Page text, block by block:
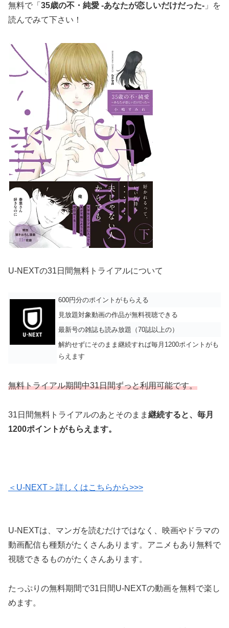
無料で「 35歳の不・純愛 -あなたが恋しいだけだった- 」を
読んでみて下さい！
U-NEXTの31日間無料トライアルについて
600円分のポイントがもらえる
見放題対象動画の作品が無料視聴できる
最新号の雑誌も読み放題（70誌以上の）
解約せずにそのまま継続すれば毎月1200ポイントがも
らえます
無料トライアル期間中31日間ずっと利用可能です。
31日間無料トライアルのあとそのまま 継続すると、毎月
1200ポイントがもらえます。
＜U-NEXT＞詳しくはこちらから>>>
U-NEXTは、マンガを読むだけではなく、映画やドラマの
動画配信も種類がたくさんあります。アニメもあり無料で
視聴できるものがたくさんあります。
たっぷりの無料期間で31日間U-NEXTの動画を無料で楽し
めます。